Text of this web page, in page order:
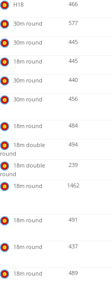
H18 466
30m round 577
30m round 445
18m round 445
30m round 440
30m round 456
18m round 484
18m double
round
494
18m double
round
239
18m round 1462
18m round 491
18m round 437
18m round 489